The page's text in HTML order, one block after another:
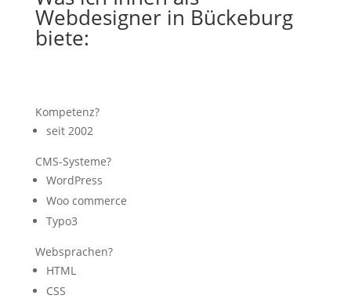
Webdesigner in Bückeburg
biete:
Kompetenz?
seit 2002
CMS-Systeme?
WordPress
Woo commerce
Typo3
Websprachen?
HTML
CSS